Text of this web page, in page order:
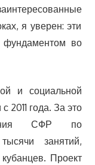
я уверен: эти
фундаментом во
и социальной
2011 года. За это
СФР по
занятий,
Проект